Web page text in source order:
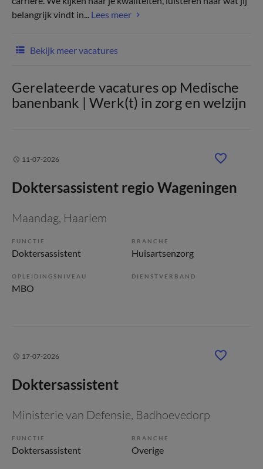
belangrijk vindt in... Lees meer
Bekijk meer vacatures
Gerelateerde vacatures op Medische
banenbank | Werk(t) in zorg en welzijn
11-07-2026
Doktersassistent regio Wageningen
Maandag, Haarlem
FUNCTIE
Doktersassistent
BRANCHE
Huisartsenzorg
OPLEIDINGSNIVEAU
MBO
DIENSTVERBAND
17-07-2026
Doktersassistent
Ministerie van Defensie, Badhoevedorp
FUNCTIE
Doktersassistent
BRANCHE
Overige